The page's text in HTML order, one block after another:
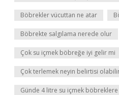
Böbrekler vücuttan ne atar
Böbrekte salgılama nerede olur
Çok su içmek böbreğe iyi gelir mi
Çok terlemek neyin belirtisi
Günde 4 litre su içmek